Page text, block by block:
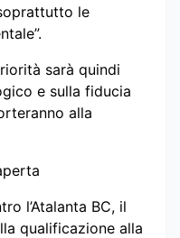
le
sarà quindi
e sulla fiducia
alla
l’Atalanta BC, il
qualificazione alla